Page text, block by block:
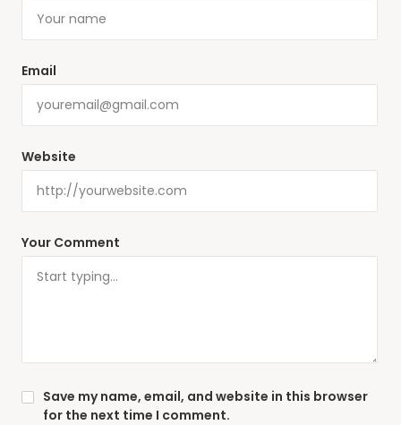
Your Comment
Email
Website
Save my name, email, and website in this browser
for the next time I comment.